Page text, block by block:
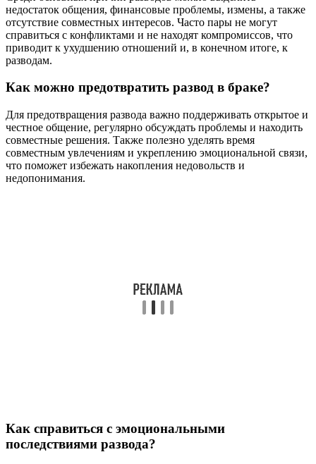
недостаток общения, финансовые проблемы, измены, а также
отсутствие совместных интересов. Часто пары не могут
справиться с конфликтами и не находят компромиссов, что
приводит к ухудшению отношений и, в конечном итоге, к
разводам.
Как можно предотвратить развод в браке?
Для предотвращения развода важно поддерживать открытое и
честное общение, регулярно обсуждать проблемы и находить
совместные решения. Также полезно уделять время
совместным увлечениям и укреплению эмоциональной связи,
что поможет избежать накопления недовольств и
недопонимания.
Как справиться с эмоциональными
последствиями развода?